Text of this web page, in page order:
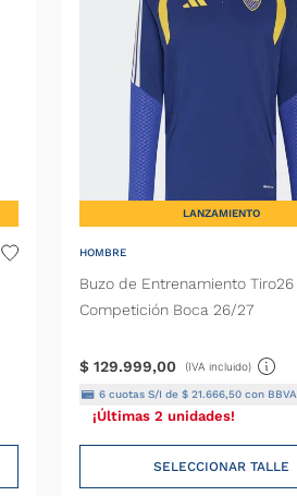
LANZAMIENTO
HOMBRE
Buzo de Entrenamiento Tiro26
Competición Boca 26/27
$ 129.999,00 (IVA incluido)
6 cuotas S/I de$ 21.666,50 con BBVA
¡Últimas 2 unidades!
SELECCIONAR TALLE